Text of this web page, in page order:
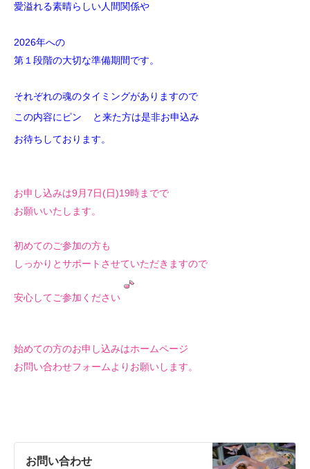
愛溢れる素晴らしい人間関係や
2026年への
第１段階の大切な準備期間です。
それぞれの魂のタイミングがありますので
この内容にピン
と来た方は是非お申込み
お待ちしております。
お申し込みは9月7日(日)19時までで
お願いいたします。
初めてのご参加の方も
しっかりとサポートさせていただきますので
安心してご参加ください
始めての方のお申し込みはホームページ
お問い合わせフォームよりお願いします。
お問い合わせ